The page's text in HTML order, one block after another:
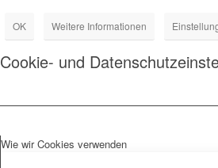
OK Weitere Informationen
Cookie- und
Wie wir Cookies verwenden